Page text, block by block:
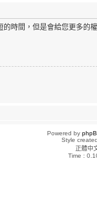
時間，但是會給您更多的
Powered by
Style
正體中
Time :